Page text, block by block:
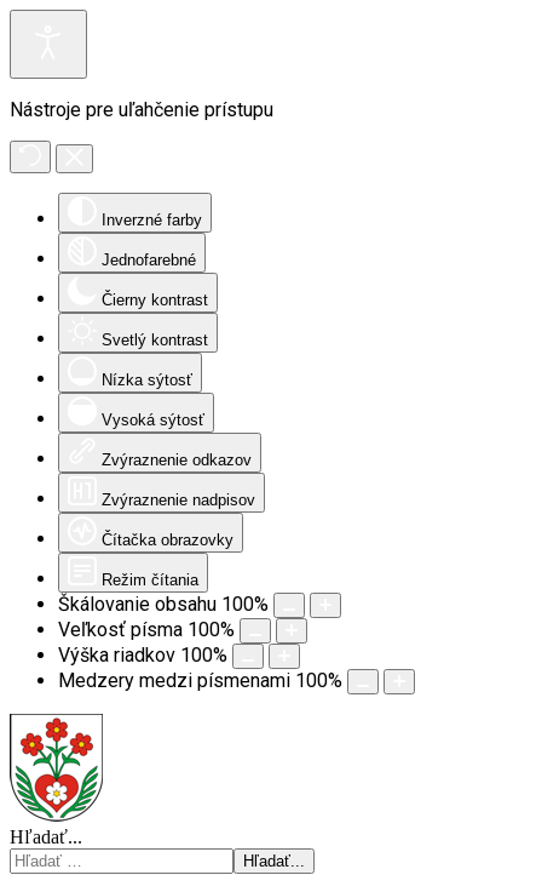
Nástroje pre uľahčenie prístupu
Inverzné farby
Jednofarebné
Čierny kontrast
Svetlý kontrast
Nízka sýtosť
Vysoká sýtosť
Zvýraznenie odkazov
Zvýraznenie nadpisov
Čítačka obrazovky
Režim čítania
Škálovanie obsahu 100%
Veľkosť písma 100%
Výška riadkov 100%
Medzery medzi písmenami 100%
Hľadať...
Hľadať...